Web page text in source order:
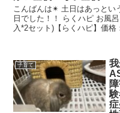
こんばんは✴︎ 土日はあっとい
日でした！！ らくハピ お風
入*2セット)【らくハピ】価格
子育て